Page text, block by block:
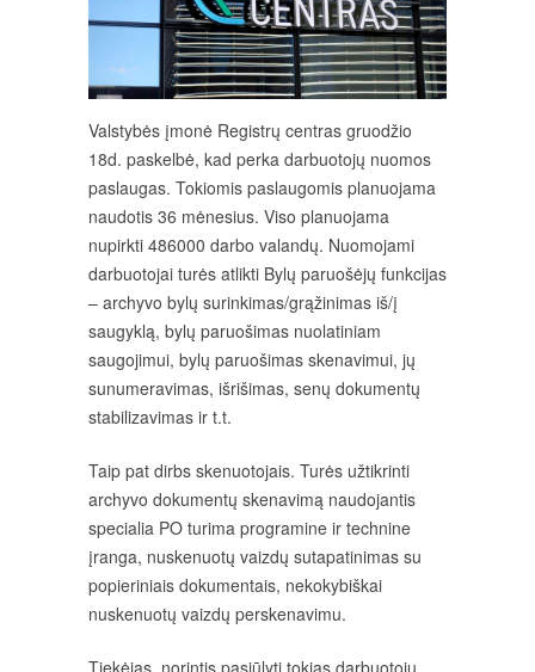
Valstybės įmonė Registrų centras gruodžio
18d. paskelbė, kad perka darbuotojų nuomos
paslaugas. Tokiomis paslaugomis planuojama
naudotis 36 mėnesius. Viso planuojama
nupirkti 486000 darbo valandų. Nuomojami
darbuotojai turės atlikti Bylų paruošėjų funkcijas
– archyvo bylų surinkimas/grąžinimas iš/į
saugyklą, bylų paruošimas nuolatiniam
saugojimui, bylų paruošimas skenavimui, jų
sunumeravimas, išrišimas, senų dokumentų
stabilizavimas ir t.t.
Taip pat dirbs skenuotojais. Turės užtikrinti
archyvo dokumentų skenavimą naudojantis
specialia PO turima programine ir technine
įranga, nuskenuotų vaizdų sutapatinimas su
popieriniais dokumentais, nekokybiškai
nuskenuotų vaizdų perskenavimu.
Tiekėjas, norintis pasiūlyti tokias darbuotojų